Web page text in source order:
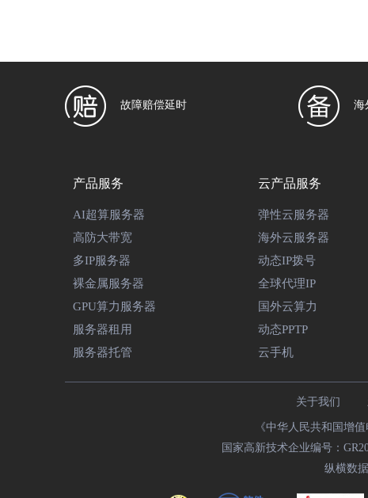
故障赔偿延时 海
产品服务
AI超算服务器
高防大带宽
多IP服务器
裸金属服务器
GPU算力服务器
服务器租用
服务器托管
云产品服务
弹性云服务器
海外云服务器
动态IP拨号
全球代理IP
国外云算力
动态PPTP
云手机
关于我们
《中华人民共和国增
国家高新技术企业编号：
纵横数